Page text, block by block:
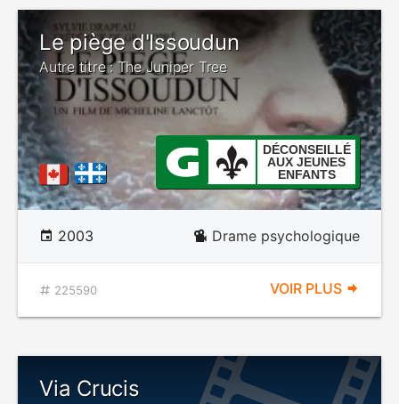
Le piège d'Issoudun
Autre titre : The Juniper Tree
DÉCONSEILLÉ
AUX JEUNES
ENFANTS
2003 Drame psychologique
225590 VOIR PLUS
Via Crucis